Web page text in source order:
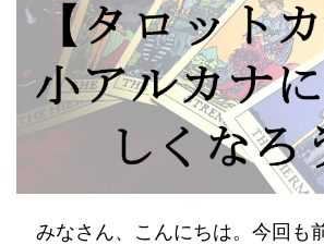
みなさん、こんにちは。今回も